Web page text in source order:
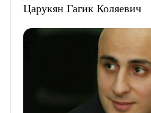
Царукян Гагик Коляевич